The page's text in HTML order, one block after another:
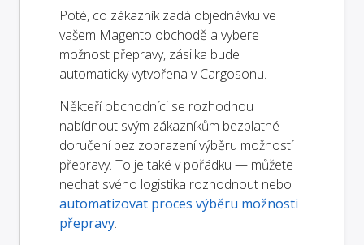
Poté, co zákazník zadá objednávku ve
vašem Magento obchodě a vybere
možnost přepravy, zásilka bude
automaticky vytvořena v Cargosonu.
Někteří obchodníci se rozhodnou
nabídnout svým zákazníkům bezplatné
doručení bez zobrazení výběru možností
přepravy. To je také v pořádku — můžete
nechat svého logistika rozhodnout nebo
automatizovat proces výběru možnosti
přepravy.